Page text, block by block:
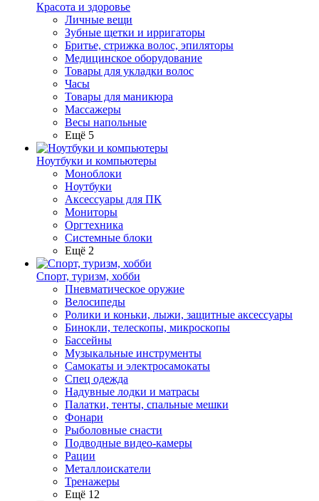
Красота и здоровье
Личные вещи
Зубные щетки и ирригаторы
Бритье, стрижка волос, эпиляторы
Медицинское оборудование
Товары для укладки волос
Часы
Товары для маникюра
Массажеры
Весы напольные
Ещё 5
Ноутбуки и компьютеры
Моноблоки
Ноутбуки
Аксессуары для ПК
Мониторы
Оргтехника
Системные блоки
Ещё 2
Спорт, туризм, хобби
Пневматическое оружие
Велосипеды
Ролики и коньки, лыжи, защитные аксессуары
Бинокли, телескопы, микроскопы
Бассейны
Музыкальные инструменты
Самокаты и электросамокаты
Спец одежда
Надувные лодки и матрасы
Палатки, тенты, спальные мешки
Фонари
Рыболовные снасти
Подводные видео-камеры
Рации
Металлоискатели
Тренажеры
Ещё 12